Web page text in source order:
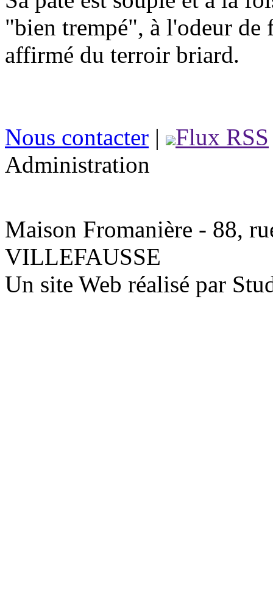
"bien trempé", à l'odeur de
affirmé du terroir briard.
Nous contacter | Flux RSS
Administration
Maison Fromanière - 88,
VILLEFAUSSE
Un site Web réalisé par